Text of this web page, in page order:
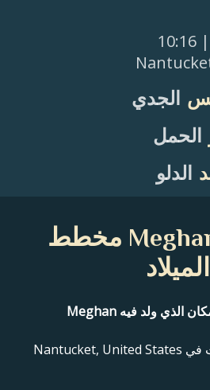
| 10:16
الجدي
الحمل
الدلو
Meghan Trainor مخطط
الميلاد
ما هو الوقت والتاريخ والمكان الذي ولد فيه Meghan
Meghan Trainor وُلدت في Nantucket, United States